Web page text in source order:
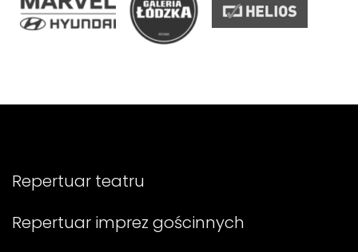
Repertuar teatru
Repertuar imprez gościnnych